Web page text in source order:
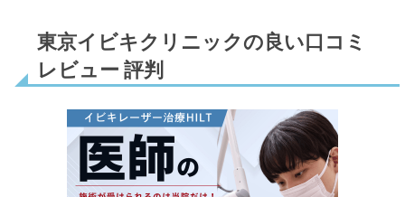
東京イビキクリニックの良い口コミ
レビュー 評判